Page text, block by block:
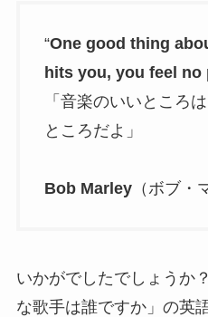
“One good thing
hits you, you feel no
「音楽のいいところ
ところだよ」
Bob Marley（ボブ・
いかがでしたでしょうか
な歌手は誰ですか」の英